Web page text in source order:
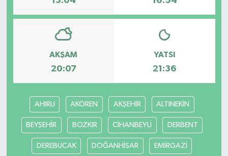
AKŞAM
20:07
YATSI
21:36
AHIRLI AKÖREN AKŞEHİR ALTINEKİN
BEYŞEHİR BOZKIR CİHANBEYLİ DERBENT
DEREBUCAK DOĞANHİSAR EMİRGAZİ